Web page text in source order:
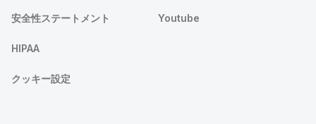
安全性ステートメント
HIPAA
クッキー設定
Youtube